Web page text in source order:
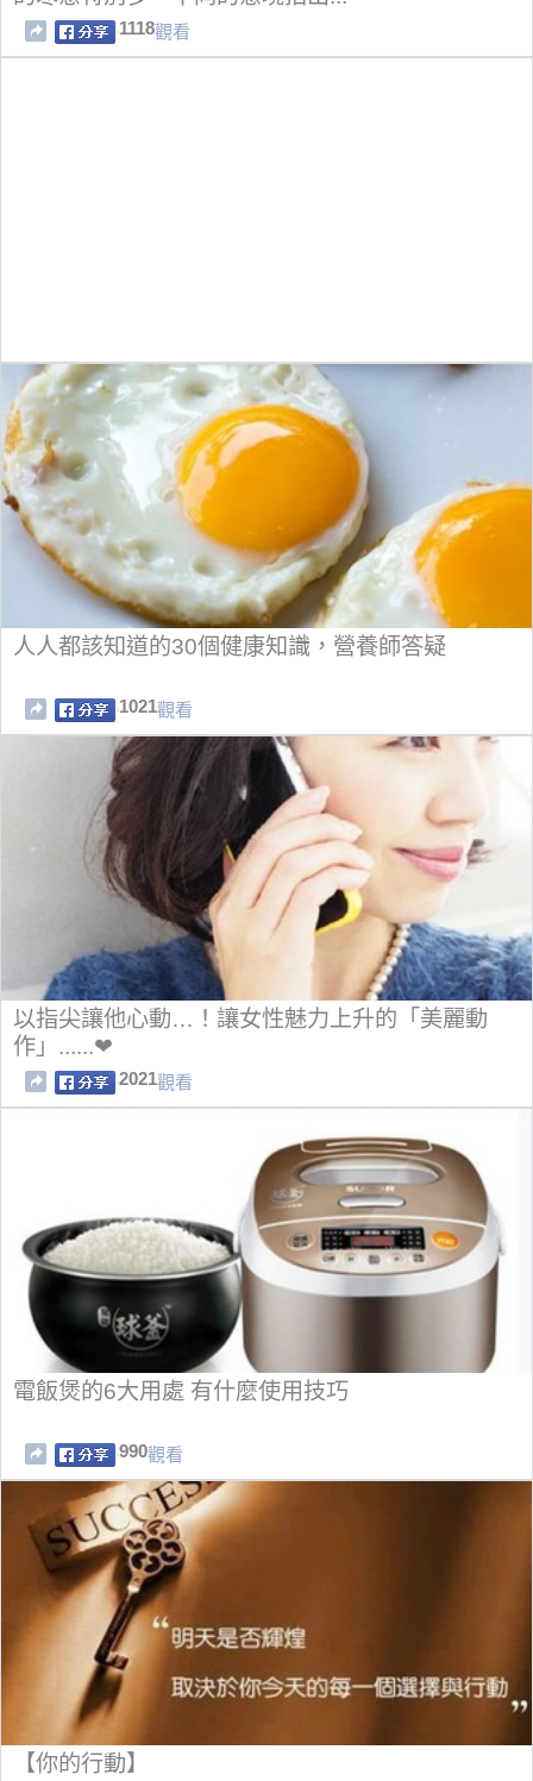
1118觀看
人人都該知道的30個健康知識，營養師答疑
1021觀看
以指尖讓他心動…！讓女性魅力上升的「美麗動
作」......❤
2021觀看
電飯煲的6大用處 有什麼使用技巧
990觀看
【你的行動】